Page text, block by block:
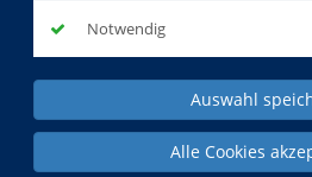
Notwendig
Auswahl
Alle Cookies
Friedrich Blase